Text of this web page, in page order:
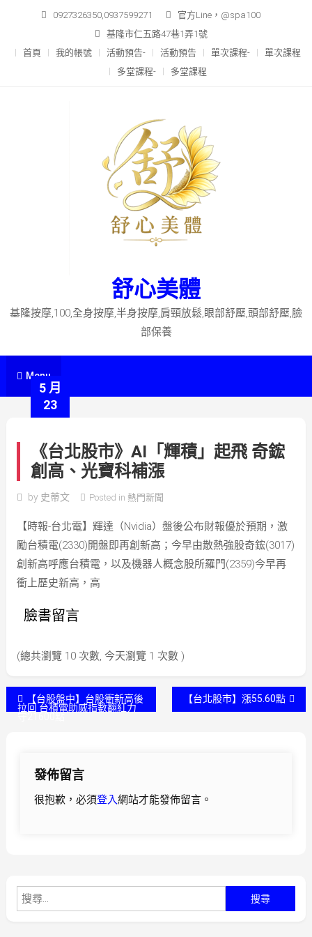
content
0927326350,0937599271
官方Line，@spa100
基隆市仁五路47巷1弄1號
首頁
我的帳號 活動預告- 活動預告 單次課程-
單次課程
多堂課程-
多堂課程
舒心美體
基隆按摩,100,全身按摩,半身按摩,肩頸放鬆,眼部舒壓,頭部舒壓,臉
部保養
Menu
5 月
23
《台北股市》AI「輝積」起飛 奇鋐
創高、光寶科補漲
by 史蒂文 Posted in 熱門新聞
【時報-台北電】輝達（Nvidia）盤後公布財報優於預期，激
勵台積電(2330)開盤即再創新高；今早由散熱強股奇鋐(3017)
創新高呼應台積電，以及機器人概念股所羅門(2359)今早再
衝上歷史新高，高
臉書留言
(總共瀏覽 10 次數, 今天瀏覽 1 次數 )
文 【台股盤中】台股衝新高後
拉回 台積電助威指數翻紅力
【台北股市】漲55.60點
發佈留言
很抱歉，必須登入網站才能發佈留言。
尋